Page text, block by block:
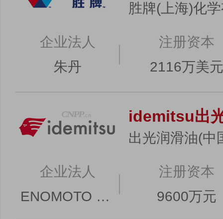
胜牌(上海)化
企业法人
朱丹
注册资本
2116万美元
idemitsu出
出光润滑油(中
企业法人
ENOMOTO MASANORI（榎本政法）
注册资本
9600万元